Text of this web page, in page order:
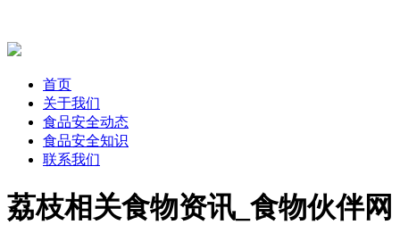
首页
关于我们
食品安全动态
食品安全知识
联系我们
荔枝相关食物资讯_食物伙伴网